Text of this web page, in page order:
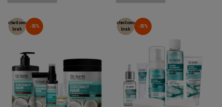
-35%
chwilowo
brak
-35%
chwilowo
brak